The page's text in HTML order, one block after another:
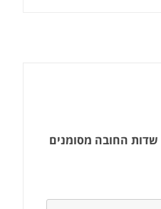
שדות החובה מסומנים